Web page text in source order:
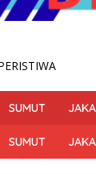
SUMUT
SUMUT